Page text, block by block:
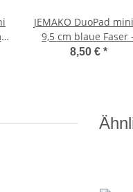
–
JEMAKO DuoPad
9,5 cm blaue Faser
starke Mechanik
8,50 € *